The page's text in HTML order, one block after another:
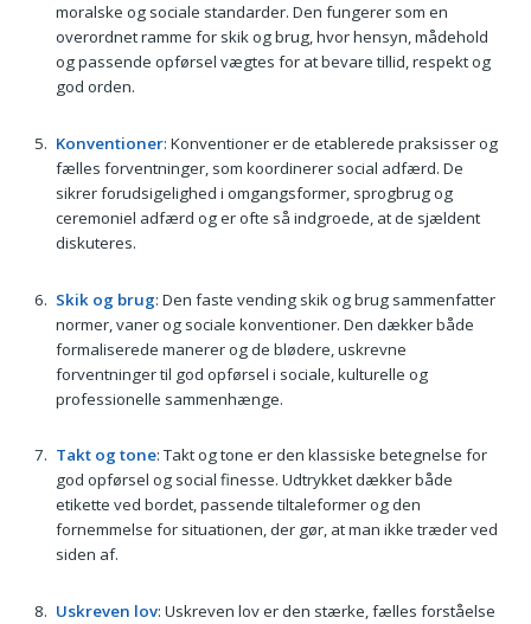
moralske og sociale standarder. Den fungerer som en
overordnet ramme for skik og brug, hvor hensyn, mådehold
og passende opførsel vægtes for at bevare tillid, respekt og
god orden.
Konventioner: Konventioner er de etablerede praksisser og
fælles forventninger, som koordinerer social adfærd. De
sikrer forudsigelighed i omgangsformer, sprogbrug og
ceremoniel adfærd og er ofte så indgroede, at de sjældent
diskuteres.
Skik og brug: Den faste vending skik og brug sammenfatter
normer, vaner og sociale konventioner. Den dækker både
formaliserede manerer og de blødere, uskrevne
forventninger til god opførsel i sociale, kulturelle og
professionelle sammenhænge.
Takt og tone: Takt og tone er den klassiske betegnelse for
god opførsel og social finesse. Udtrykket dækker både
etikette ved bordet, passende tiltaleformer og den
fornemmelse for situationen, der gør, at man ikke træder ved
siden af.
Uskreven lov: Uskreven lov er den stærke, fælles forståelse